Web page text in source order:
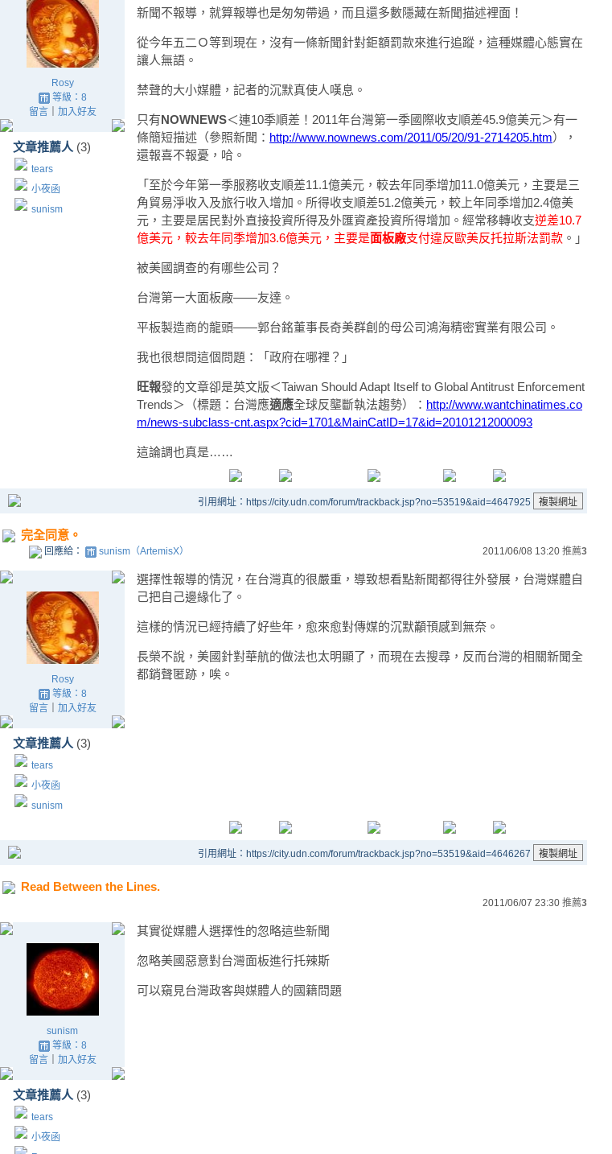
Rosy
等級：8
留言｜ 加入好友
文章推薦人 (3)
tears
小夜函
sunism
新聞不報導，就算報導也是匆匆帶過，而且還多數隱藏在新聞描述裡面！
從今年五二Ｏ等到現在，沒有一條新聞針對鉅額罰款來進行追蹤，這種媒體心態實在
讓人無語。
禁聲的大小媒體，記者的沉默真使人嘆息。
只有NOWNEWS＜連10季順差！2011年台灣第一季國際收支順差45.9億美元＞有一
條簡短描述（參照新聞： http://www.nownews.com/2011/05/20/91-2714205.htm），
還報喜不報憂，哈。
「至於今年第一季服務收支順差11.1億美元，較去年同季增加11.0億美元，主要是三
角貿易淨收入及旅行收入增加。所得收支順差51.2億美元，較上年同季增加2.4億美
元，主要是居民對外直接投資所得及外匯資產投資所得增加。經常移轉收支逆差10.7
億美元，較去年同季增加3.6億美元，主要是面板廠支付違反歐美反托拉斯法罰款 。」
被美國調查的有哪些公司？
台灣第一大面板廠——友達。
平板製造商的龍頭——郭台銘董事長奇美群創的母公司鴻海精密實業有限公司。
我也很想問這個問題：「政府在哪裡？」
旺報發的文章卻是英文版＜Taiwan Should Adapt Itself to Global Antitrust Enforcement
Trends＞（標題：台灣應適應全球反壟斷執法趨勢）： http://www.wantchinatimes.co
m/news-subclass-cnt.aspx?cid=1701&MainCatID=17&id=20101212000093
這論調也真是……
引用網址：https://city.udn.com/forum/trackback.jsp?no=53519&aid=4647925
完全同意。
回應給： sunism（ArtemisX） 2011/06/08 13:20 推薦3
Rosy
等級：8
留言｜ 加入好友
文章推薦人 (3)
tears
小夜函
sunism
選擇性報導的情況，在台灣真的很嚴重，導致想看點新聞都得往外發展，台灣媒體自
己把自己邊緣化了。
這樣的情況已經持續了好些年，愈來愈對傳媒的沉默顢頇感到無奈。
長榮不說，美國針對華航的做法也太明顯了，而現在去搜尋，反而台灣的相關新聞全
都銷聲匿跡，唉。
引用網址：https://city.udn.com/forum/trackback.jsp?no=53519&aid=4646267
Read Between the Lines.
2011/06/07 23:30 推薦3
sunism
等級：8
留言｜ 加入好友
文章推薦人 (3)
tears
小夜函
其實從媒體人選擇性的忽略這些新聞
忽略美國惡意對台灣面板進行托辣斯
可以窺見台灣政客與媒體人的國籍問題